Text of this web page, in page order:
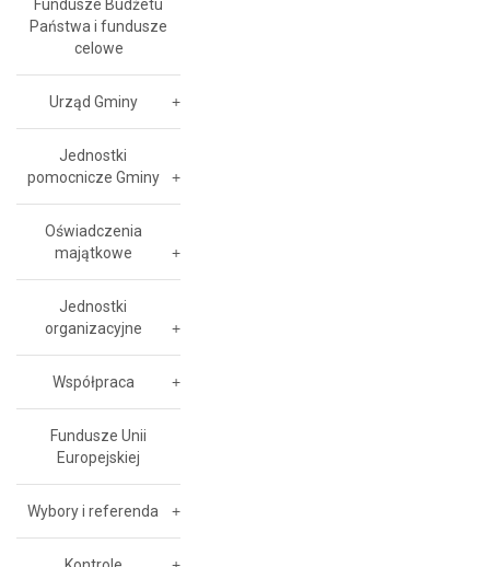
Fundusze Budżetu
Państwa i fundusze
celowe
Urząd Gminy
Jednostki
pomocnicze Gminy
Oświadczenia
majątkowe
Jednostki
organizacyjne
Współpraca
Fundusze Unii
Europejskiej
Wybory i referenda